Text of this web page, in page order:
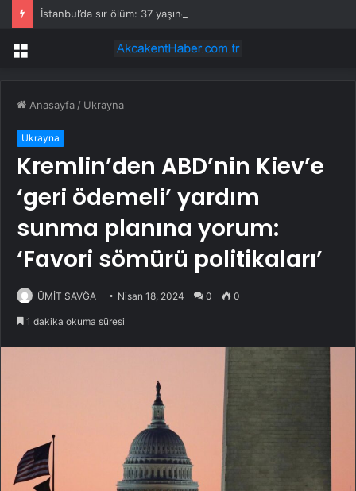
Menü
Anasayfa / Ukrayna
Ukrayna
Kremlin’den ABD’nin Kiev’e
‘geri ödemeli’ yardım
sunma planına yorum:
‘Favori sömürü politikaları’
ÜMİT SAVĞA Nisan 18, 2024 0 0
1 dakika okuma süresi